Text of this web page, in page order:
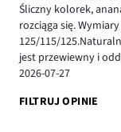
Śliczny kolorek,
rozciąga się.
125/115/
jest przewiewny i
2026-07-27
FILTRUJ OPINIE